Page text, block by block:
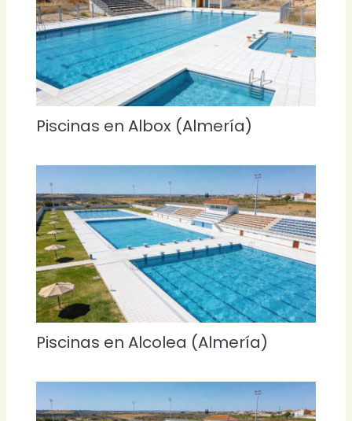
Piscinas en Albox (Almería)
Piscinas en Alcolea (Almería)